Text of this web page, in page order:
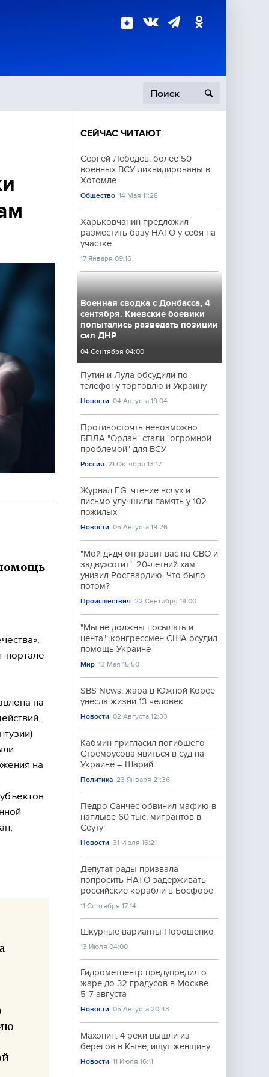
портале
на
на
СЕЙЧАС ЧИТАЮТ
Сергей Лебедев: более 50
военных ВСУ ликвидированы в
Хотомле
Общество 14 Мая 11:28
Харьковчанин предложил
разместить базу НАТО у себя на
участке
17 Января 09:16
Военная сводка с Донбасса, 4
сентября. Киевские боевики
попытались разведать позиции
сил ДНР
04 Сентября 04:00
Путин и Лула обсудили по
телефону торговлю и Украину
Новости 04 Августа 19:04
Противостоять невозможно:
БПЛА "Орлан" стали "огромной
проблемой" для ВСУ
Россия 21 Октября 13:17
Журнал EG: чтение вслух и
письмо улучшили память у 102
пожилых
Новости 05 Августа 19:26
"Мой дядя отправит вас на СВО и
задвухсотит": 20-летний хам
унизил Росгвардию. Что было
потом?
Происшествия 22 Сентября 19:00
"Мы не должны посылать и
цента": конгрессмен США осудил
помощь Украине
Мир 13 Мая 15:50
SBS News: жара в Южной Корее
унесла жизни 13 человек
Новости 02 Августа 12:33
Кабмин пригласил погибшего
Стремоусова явиться в суд на
Украине – Шарий
Политика 23 Января 21:36
Педро Санчес обвинил мафию в
наплыве 60 тыс. мигрантов в
Сеуту
Новости 31 Июля 16:21
Депутат рады призвала
попросить НАТО задерживать
российские корабли в Босфоре
11 Сентября 17:14
Шкурные варианты Порошенко
13 Июля 04:00
Гидрометцентр предупредил о
жаре до 32 градусов в Москве
5-7 августа
Новости 05 Августа 20:43
Махонин: 4 реки вышли из
берегов в Кыне, ищут женщину
Новости 11 Июля 16:11